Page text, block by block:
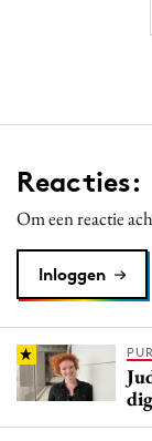
Reacties:
Om een reactie
Inloggen